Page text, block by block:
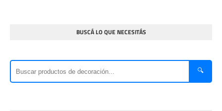
BUSCÁ LO QUE NECESITÁS
🔍